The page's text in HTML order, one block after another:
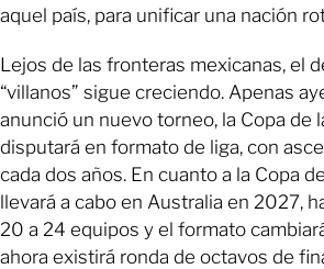
aquel país, para unificar una nación
Lejos de las fronteras mexicanas, el
“villanos” sigue creciendo. Apenas
anunció un nuevo torneo, la Copa de
disputará en formato de liga, con
cada dos años. En cuanto a la Copa
llevará a cabo en Australia en 2027,
20 a 24 equipos y el formato
ahora existirá ronda de octavos de